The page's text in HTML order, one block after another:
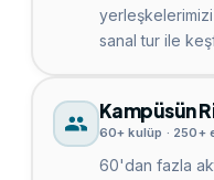
sanal tur ile
Kampüsün
60+ kulüp · 250+
60'dan fazla